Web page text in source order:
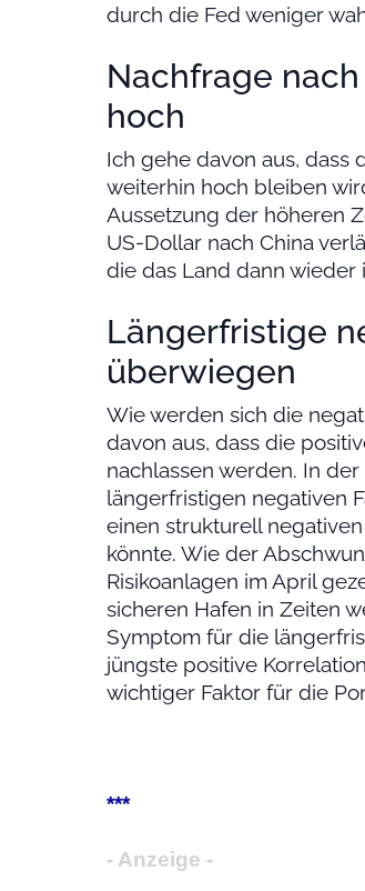
durch die Fed weniger
Nachfrage
hoch
Ich gehe davon aus, dass
weiterhin hoch bleiben
Aussetzung der höheren
US-Dollar nach China
die das Land dann wieder
Längerfristige
überwiegen
Wie werden sich die
davon aus, dass die
nachlassen werden. In
längerfristigen negativen
einen strukturell
könnte. Wie der
Risikoanlagen im April
sicheren Hafen in Zeiten
Symptom für die
jüngste positive
wichtiger Faktor für die
***
- Anzeige -